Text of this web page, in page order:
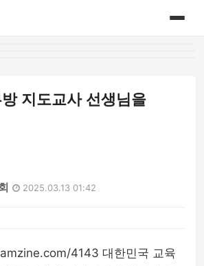
지도교사 선생님을
2025.03.13 01:42
4143 대한민국 교육